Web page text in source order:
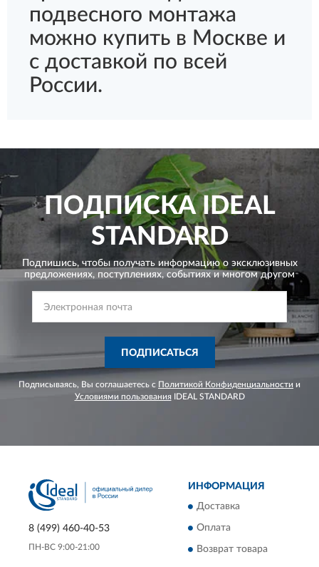
подвесного монтажа
можно купить в Москве и
с доставкой по всей
России.
ПОДПИСКАIDEAL
STANDARD
Подпишись, чтобы получать информацию о эксклюзивных
предложениях, поступлениях, событиях и многом другом
ПОДПИСАТЬСЯ
Подписываясь, Вы соглашаетесь с Политикой Конфиденциальности и
Условиями пользования IDEAL STANDARD
8 (499) 460-40-53
ПН-ВС 9:00-21:00
ИНФОРМАЦИЯ
Доставка
Оплата
Возврат товара